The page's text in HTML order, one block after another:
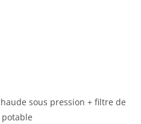
sous pression + filtre de
potable